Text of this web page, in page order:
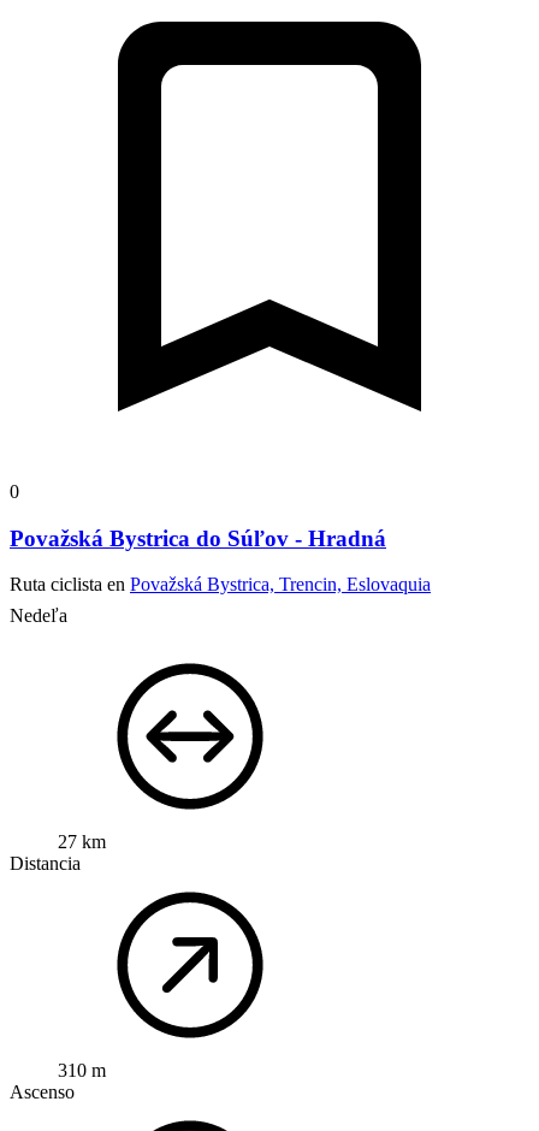
0
Považská Bystrica do Súľov - Hradná
Ruta ciclista en Považská Bystrica, Trencin, Eslovaquia
Nedeľa
27 km
Distancia
310 m
Ascenso